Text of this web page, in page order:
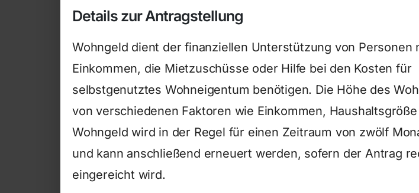
Details zur Antragstellung
Wohngeld dient der finanziellen Unterstützung von Personen
Einkommen, die Mietzuschüsse oder Hilfe bei den Kosten für
selbstgenutztes Wohneigentum benötigen. Die Höhe des
von verschiedenen Faktoren wie Einkommen,
Wohngeld wird in der Regel für einen Zeitraum von zwölf
und kann anschließend erneuert werden, sofern der Antrag
eingereicht wird.